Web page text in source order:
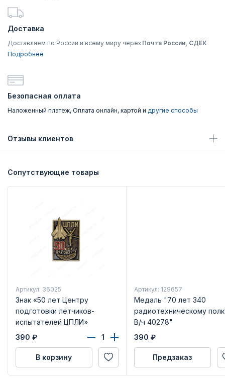
Доставка
Доставляем по России и всему миру через Почта России, СДЕК
Подробнее
Безопасная оплата
Наложенный платеж, Оплата онлайн, картой и другие способы
Отзывы клиентов
Сопутствующие товары
Артикул: 36025
Знак «50 лет Центру
подготовки летчиков-
испытателей ЦПЛИ»
390 ₽
В корзину
Артикул: 129657
Медаль "70 лет 340
радиотехническому
В/ч 40278"
390 ₽
Предзаказ